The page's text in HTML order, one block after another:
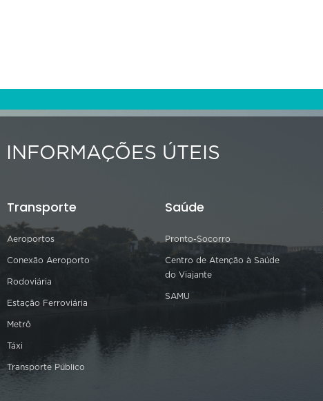
INFORMAÇÕES ÚTEIS
Transporte
Aeroportos
Conexão Aeroporto
Rodoviária
Estação Ferroviária
Metrô
Táxi
Transporte Público
Saúde
Pronto-Socorro
Centro de Atenção à Saúde
do Viajante
SAMU